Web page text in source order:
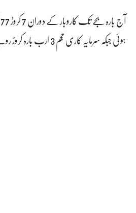
ہوئی جبکہ سرمایہ کاری حجم 3 ارب بارہ کروڑ روپے رہا ہے۔